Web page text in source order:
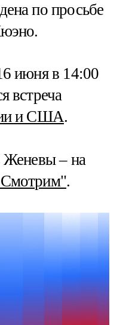
по просьбе
июня в 14:00
встреча
и США.
Женевы – на
.